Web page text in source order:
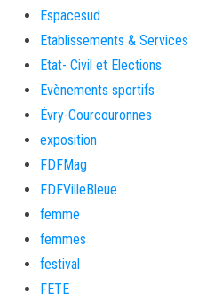
Espacesud
Etablissements & Services
Etat- Civil et Elections
Evènements sportifs
Évry-Courcouronnes
exposition
FDFMag
FDFVilleBleue
femme
femmes
festival
FETE